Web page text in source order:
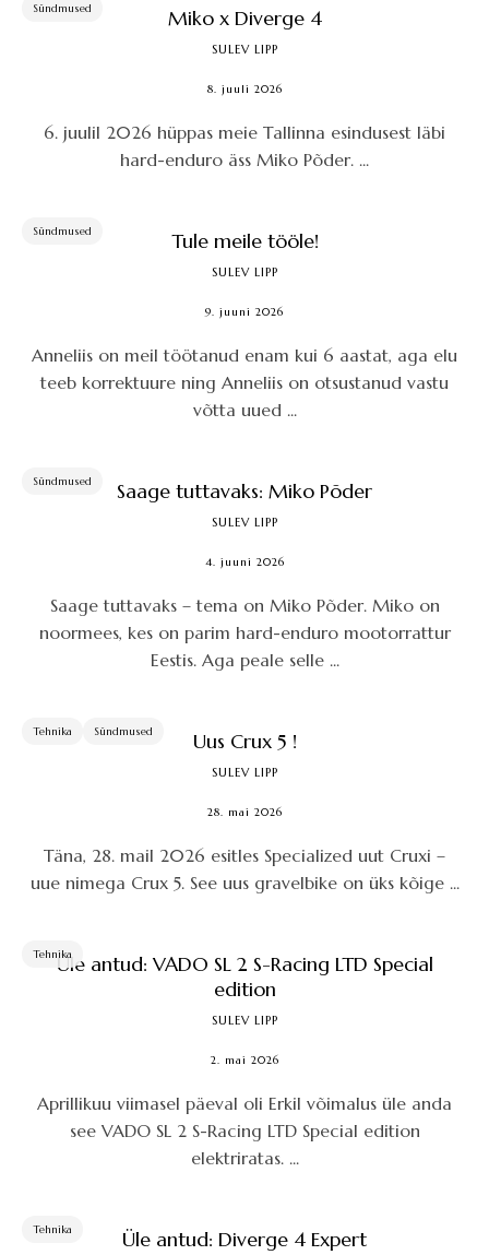
Sündmused Miko x Diverge 4
SULEV LIPP
8. juuli 2026
6. juulil 2026 hüppas meie Tallinna esindusest läbi
hard-enduro äss Miko Põder. ...
Sündmused Tule meile tööle!
SULEV LIPP
9. juuni 2026
Anneliis on meil töötanud enam kui 6 aastat, aga elu
teeb korrektuure ning Anneliis on otsustanud vastu
võtta uued ...
Sündmused Saage tuttavaks: Miko Põder
SULEV LIPP
4. juuni 2026
Saage tuttavaks – tema on Miko Põder. Miko on
noormees, kes on parim hard-enduro mootorrattur
Eestis. Aga peale selle ...
Tehnika Sündmused Uus Crux 5 !
SULEV LIPP
28. mai 2026
Täna, 28. mail 2026 esitles Specialized uut Cruxi –
uue nimega Crux 5. See uus gravelbike on üks kõige ...
TehnikaÜle antud: VADO SL 2 S-Racing LTD Special
edition
SULEV LIPP
2. mai 2026
Aprillikuu viimasel päeval oli Erkil võimalus üle anda
see VADO SL 2 S-Racing LTD Special edition
elektriratas. ...
Tehnika Üle antud: Diverge 4 Expert